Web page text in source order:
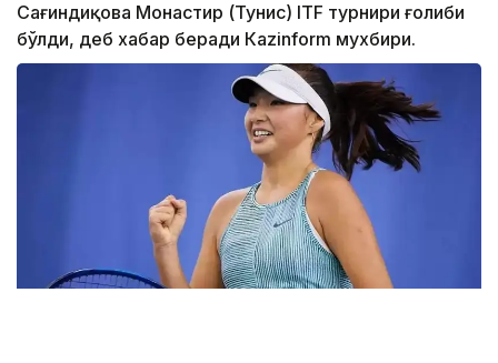
Сағиндиқова Монастир (Тунис) ITF турнири ғолиби
бўлди, деб хабар беради Каzinform мухбири.